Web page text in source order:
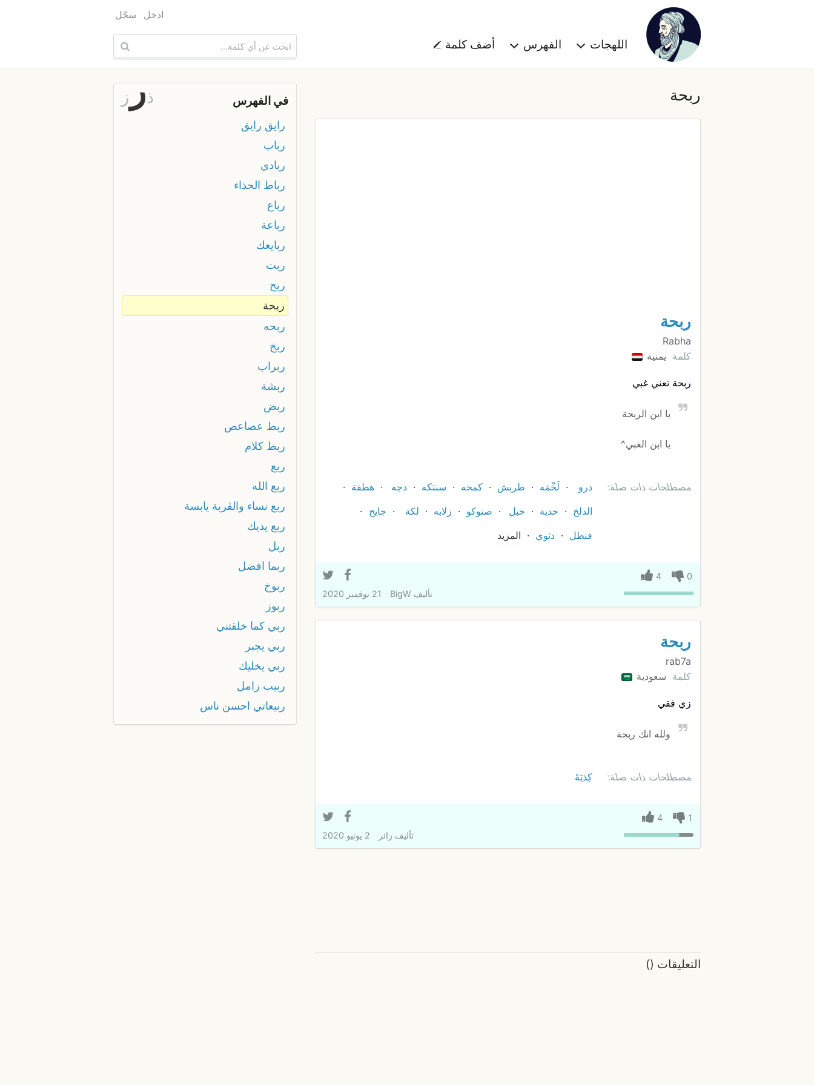
اللهجات الفهرس أضف كلمة
ادخل سجّل
ربحة
ربحة
Rabha
كلمة يمنية
ربحة تعني غبي
يا ابن الربحة
يا ابن الغبي^
مصطلحات ذات صلة: درو لَخْمَه طربش كمخه سنتكه دجه
هطفة
الدلخ
خدية خبل صتوكو زلابه لكة
جايح
فنطل
دثوي المزيد
0
4
تأليف BigW 21 نوفمبر 2020
ربحة
rab7a
كلمة سعودية
زي فقي
ولله انك ربحة
مصطلحات ذات صلة: كِذيَهْ
1
4
تأليف زائر 2 يونيو 2020
التعليقات (
)
في الفهرس ذر ز
رايق رايق
رباب
ربادي
رباط الحذاء
رباع
رباعة
ربايعك
ربت
ربح
ربحة
ربحه
ربخ
ربراب
ربشة
ربض
ربط عصاعص
ربط كلام
ربع
ربع الله
ربع نساء والڨربة يابسة
ربع يديك
ربل
ربما افضل
ربوخ
ربوز
ربي كما خلقتني
ربي يجبر
ربي يخليك
ربيب زامل
ربيعاتي احسن ناس